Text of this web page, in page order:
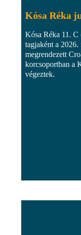
Kósa Réka
Kósa Réka 11.
tagjaként a
megrendezett
korcsoportban a
végeztek.